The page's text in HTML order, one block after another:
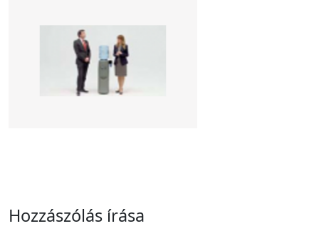
Hozzászólás írása